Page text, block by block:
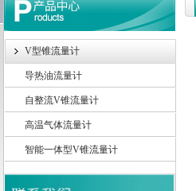
上海龙魁工业技术有限责任公司
V型锥流量计
导热油流量计
自整流V锥流量计
高温气体流量计
智能一体型V锥流量计